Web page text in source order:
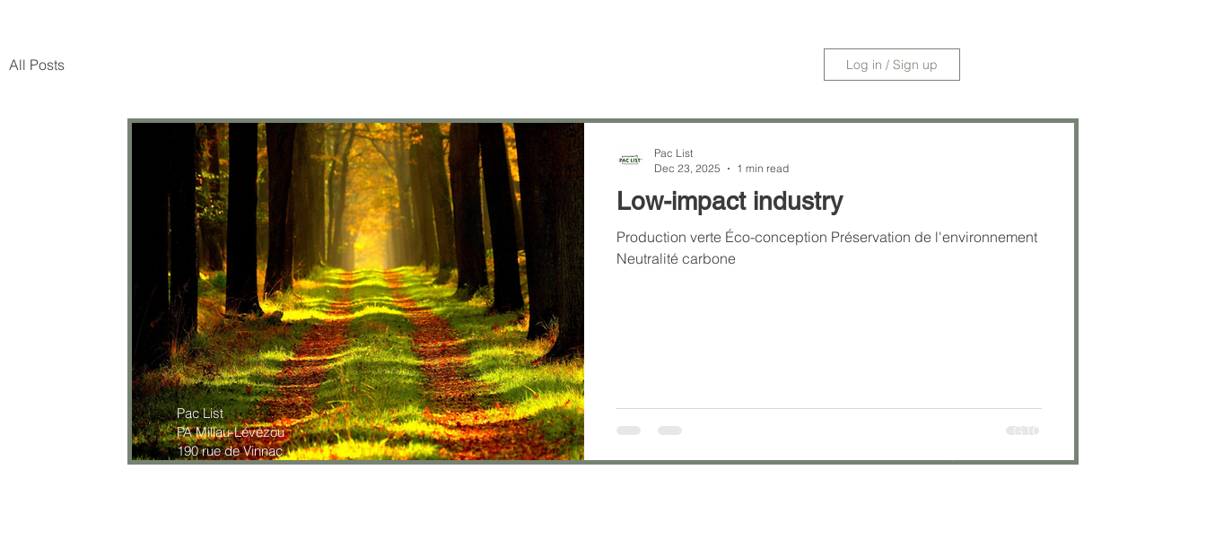
All Posts Log in / Sign up
Low-impact industry
Production verte Éco-conception Préservation de l'environnement
Neutralité carbone
Pac List
Dec 23, 2025
1 min read
Pac List
PA Millau-Lévézou
190 rue de Vinnac
12100 Millau France
GTC